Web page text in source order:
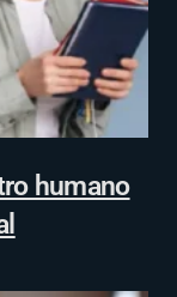
humano